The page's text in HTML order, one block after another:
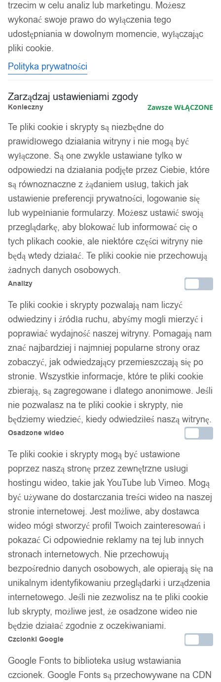
Kabura na pistolet glock 9mm 38 357
na broń asg uniwersalna camo
34,99zł
Kabura na pistolet glock 9mm 38 357
na broń asg uniwersalna moro
34,99zł
Kabura pistolet asg uniwersalna iwb
wewnętrzna glock 9mm 38 357 brązowa
37,99zł
trzecim w celu analiz lub marketingu. Możesz
wykonać swoje prawo do wyłączenia tego
udostępniania w dowolnym momencie, wyłączając
pliki cookie.
Polityka prywatności
Zarządzaj ustawieniami zgody
Konieczny Zawsze WŁĄCZONE
Te pliki cookie i skrypty są niezbędne do
prawidłowego działania witryny i nie mogą być
wyłączone. Są one zwykle ustawiane tylko w
odpowiedzi na działania podjęte przez Ciebie, które
są równoznaczne z żądaniem usług, takich jak
ustawienie preferencji prywatności, logowanie się
lub wypełnianie formularzy. Możesz ustawić swoją
przeglądarkę, aby blokować lub informować cię o
tych plikach cookie, ale niektóre części witryny nie
będą wtedy działać. Te pliki cookie nie przechowują
żadnych danych osobowych.
Analizy
Te pliki cookie i skrypty pozwalają nam liczyć
odwiedziny i źródła ruchu, abyśmy mogli mierzyć i
poprawiać wydajność naszej witryny. Pomagają nam
znać najbardziej i najmniej popularne strony oraz
zobaczyć, jak odwiedzający przemieszczają się po
stronie. Wszystkie informacje, które te pliki cookie
zbierają, są zagregowane i dlatego anonimowe. Jeśli
nie pozwalasz na te pliki cookie i skrypty, nie
będziemy wiedzieć, kiedy odwiedziłeś naszą witrynę.
Osadzone wideo
Te pliki cookie i skrypty mogą być ustawione
poprzez naszą stronę przez zewnętrzne usługi
hostingu wideo, takie jak YouTube lub Vimeo. Mogą
być używane do dostarczania treści wideo na naszej
stronie internetowej. Jest możliwe, aby dostawca
wideo mógł stworzyć profil Twoich zainteresowań i
pokazać Ci odpowiednie reklamy na tej lub innych
stronach internetowych. Nie przechowują
bezpośrednio danych osobowych, ale opierają się na
unikalnym identyfikowaniu przeglądarki i urządzenia
internetowego. Jeśli nie zezwolisz na te pliki cookie
lub skrypty, możliwe jest, że osadzone wideo nie
będzie działać zgodnie z oczekiwaniami.
Czcionki Google
Google Fonts to biblioteka usług wstawiania
czcionek. Google Fonts są przechowywane na CDN